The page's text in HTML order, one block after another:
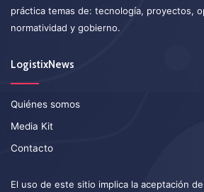
práctica temas de: tecnología, proyectos,
normatividad y gobierno.
LogistixNews
Quiénes somos
Media Kit
Contacto
El uso de este sitio implica la aceptación